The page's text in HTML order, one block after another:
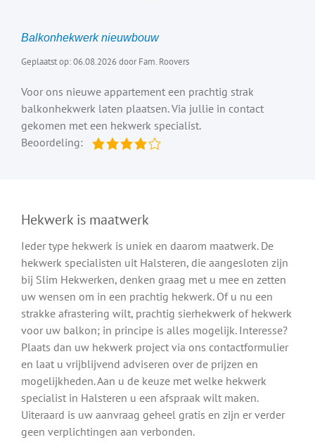
Balkonhekwerk nieuwbouw
Geplaatst op: 06.08.2026 door Fam. Roovers
Voor ons nieuwe appartement een prachtig strak
balkonhekwerk laten plaatsen. Via jullie in contact
gekomen met een hekwerk specialist.
Beoordeling:
Hekwerk is maatwerk
Ieder type hekwerk is uniek en daarom maatwerk. De
hekwerk specialisten uit Halsteren, die aangesloten zijn
bij Slim Hekwerken, denken graag met u mee en zetten
uw wensen om in een prachtig hekwerk. Of u nu een
strakke afrastering wilt, prachtig sierhekwerk of hekwerk
voor uw balkon; in principe is alles mogelijk. Interesse?
Plaats dan uw hekwerk project via ons contactformulier
en laat u vrijblijvend adviseren over de prijzen en
mogelijkheden. Aan u de keuze met welke hekwerk
specialist in Halsteren u een afspraak wilt maken.
Uiteraard is uw aanvraag geheel gratis en zijn er verder
geen verplichtingen aan verbonden.